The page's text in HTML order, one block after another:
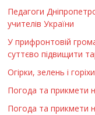
Педагоги
учителів України
У прифронтовій
суттєво підвищити
Огірки, зелень і
Погода та прикмети
Погода та прикмети